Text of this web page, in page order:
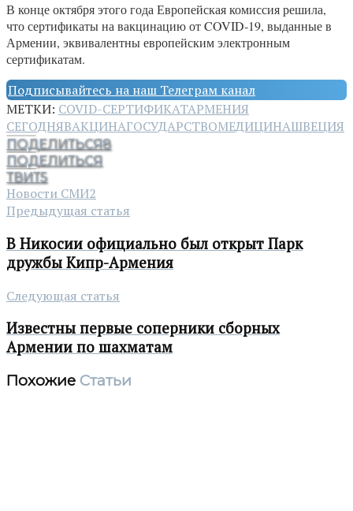
В конце октября этого года Европейская комиссия решила,
что сертификаты на вакцинацию от COVID-19, выданные в
Армении, эквивалентны европейским электронным
сертификатам.
Подписывайтесь на наш Телеграм канал
МЕТКИ: COVID-СЕРТИФИКАТАРМЕНИЯ
СЕГОДНЯВАКЦИНАГОСУДАРСТВОМЕДИЦИНАШВЕЦИЯ
ПОДЕЛИТЬСЯ8
ПОДЕЛИТЬСЯ
ТВИТ5
Новости СМИ2
Предыдущая статья
В Никосии официально был открыт Парк
дружбы Кипр-Армения
Следующая статья
Известны первые соперники сборных
Армении по шахматам
Похожие Статьи